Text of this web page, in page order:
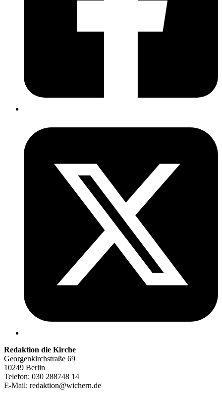
Redaktion die Kirche
Georgenkirchstraße 69
10249 Berlin
Telefon: 030 288748 14
E-Mail: redaktion@wichern.de